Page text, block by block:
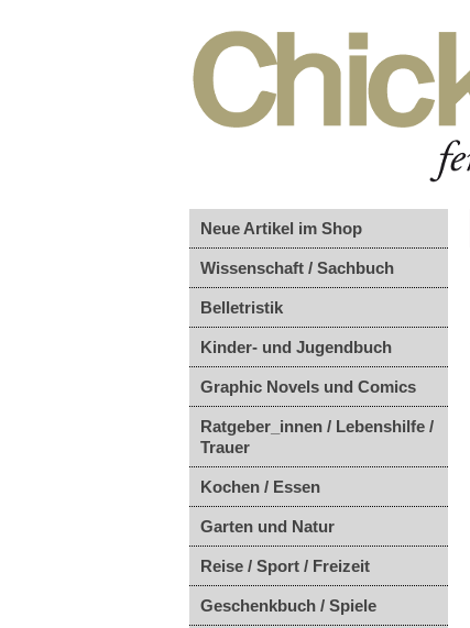
Neue Artikel im Shop
Wissenschaft / Sachbuch
Belletristik
Kinder- und Jugendbuch
Graphic Novels und Comics
Ratgeber_innen / Lebenshilfe /
Trauer
Kochen / Essen
Garten und Natur
Reise / Sport / Freizeit
Geschenkbuch / Spiele